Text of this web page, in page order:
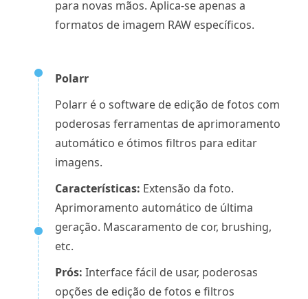
para novas mãos. Aplica-se apenas a
formatos de imagem RAW específicos.
Polarr
Polarr é o software de edição de fotos com
poderosas ferramentas de aprimoramento
automático e ótimos filtros para editar
imagens.
Características: Extensão da foto.
Aprimoramento automático de última
geração. Mascaramento de cor, brushing,
etc.
Prós: Interface fácil de usar, poderosas
opções de edição de fotos e filtros